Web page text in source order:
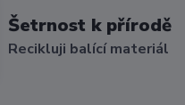
Šetrnost k přírodě
Recikluji balící materiál